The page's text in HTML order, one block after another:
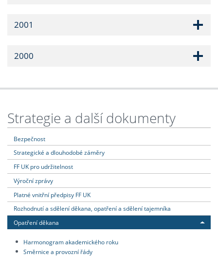
2001
2000
Strategie a další dokumenty
Bezpečnost
Strategické a dlouhodobé záměry
FF UK pro udržitelnost
Výroční zprávy
Platné vnitřní předpisy FF UK
Rozhodnutí a sdělení děkana, opatření a sdělení tajemníka
Opatření děkana
Harmonogram akademického roku
Směrnice a provozní řády